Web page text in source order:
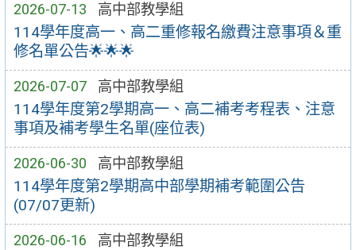
2026-07-13 高中部教學組
114學年度高一、高二重修報名繳費注意事項＆重
修名單公告🌟🌟🌟
2026-07-07 高中部教學組
114學年度第2學期高一、高二補考考程表、注意
事項及補考學生名單(座位表)
2026-06-30 高中部教學組
114學年度第2學期高中部學期補考範圍公告
(07/07更新)
2026-06-16 高中部教學組